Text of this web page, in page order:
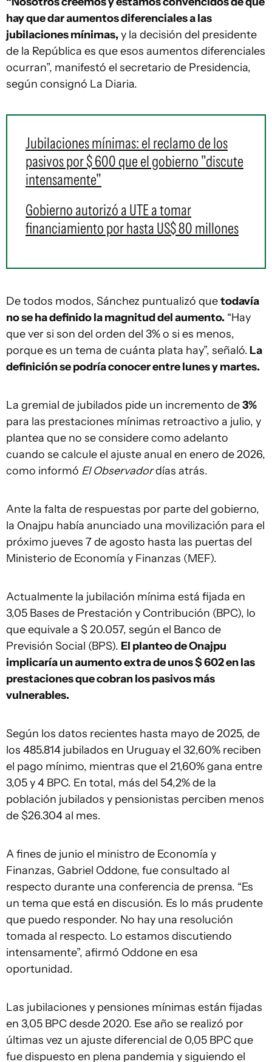
hay que dar aumentos diferenciales a las
jubilaciones mínimas, y la decisión del presidente
de la República es que esos aumentos diferenciales
ocurran”, manifestó el secretario de Presidencia,
según consignó La Diaria.
Jubilaciones mínimas: el reclamo de los
pasivos por $ 600 que el gobierno "discute
intensamente"
Gobierno autorizó a UTE a tomar
financiamiento por hasta US$ 80 millones
De todos modos, Sánchez puntualizó quetodavía
no se ha definido la magnitud del aumento. “Hay
que ver si son del orden del 3% o si es menos,
porque es un tema de cuánta plata hay”, señaló. La
definición se podría conocer entre lunes y martes.
La gremial de jubilados pide un incremento de3%
para las prestaciones mínimas retroactivo a julio, y
plantea que no se considere como adelanto
cuando se calcule el ajuste anual en enero de 2026,
como informó El Observadordías atrás.
Ante la falta de respuestas por parte del gobierno,
la Onajpu había anunciado una movilización para el
próximo jueves 7 de agosto hasta las puertas del
Ministerio de Economía y Finanzas (MEF).
Actualmente la jubilación mínima está fijada en
3,05 Bases de Prestación y Contribución (BPC), lo
que equivale a $ 20.057, según el Banco de
Previsión Social (BPS). El planteo de Onajpu
implicaría un aumento extra de unos $ 602 en las
prestaciones que cobran los pasivos más
vulnerables.
Según los datos recientes hasta mayo de 2025, de
los 485.814 jubilados en Uruguay el 32,60% reciben
el pago mínimo, mientras que el 21,60% gana entre
3,05 y 4 BPC. En total, más del 54,2% de la
población jubilados y pensionistas perciben menos
de $26.304 al mes.
A fines de junio el ministro de Economía y
Finanzas, Gabriel Oddone, fue consultado al
respecto durante una conferencia de prensa. “Es
un tema que está en discusión. Es lo más prudente
que puedo responder. No hay una resolución
tomada al respecto. Lo estamos discutiendo
intensamente”, afirmó Oddone en esa
oportunidad.
Las jubilaciones y pensiones mínimas están fijadas
en 3,05 BPC desde 2020. Ese año se realizó por
últimas vez un ajuste diferencial de 0,05 BPC que
fue dispuesto en plena pandemia y siguiendo el